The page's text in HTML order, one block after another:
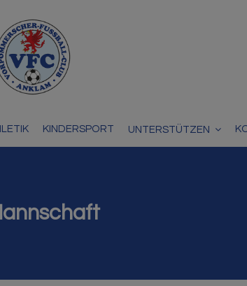
KINDERSPORT UNTERSTÜTZEN